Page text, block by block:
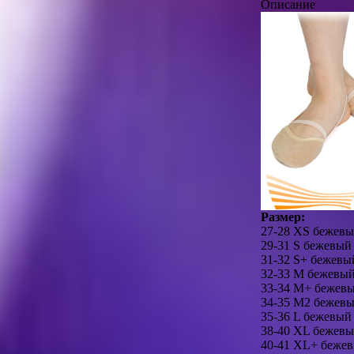
Описание
Размер:
27-28 XS
29-31 S бежевый
31-32 S+
32-33 M
33-34 M+
34-35 M2
35-36 L бежевый
38-40 XL
40-41 XL+